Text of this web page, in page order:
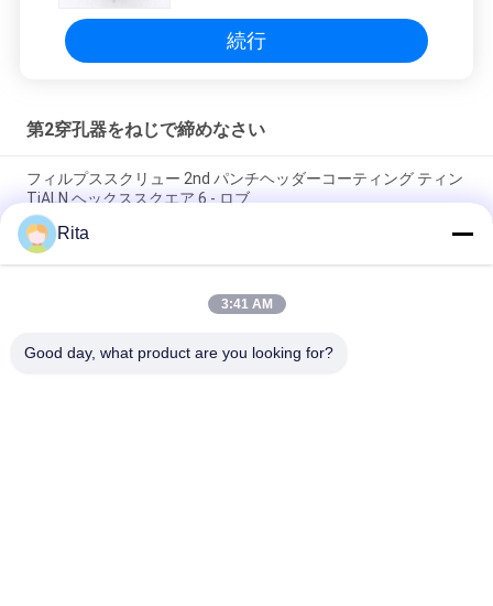
続行
第2穿孔器をねじで締めなさい
フィルプススクリュー 2nd パンチヘッダーコーティング ティン
TiALN ヘックススクエア 6 - ロブ
DIN 7981/7982 スクロールヘッダー パンチ スクロール M42 2nd
Punch With TIN Coating
M2 / M42 / HSS スクロールヘッド パンチとスタンプ 長い寿命
Rita
3:41 AM
Good day, what product are you looking for?